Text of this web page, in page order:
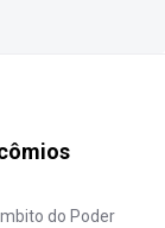
do Poder